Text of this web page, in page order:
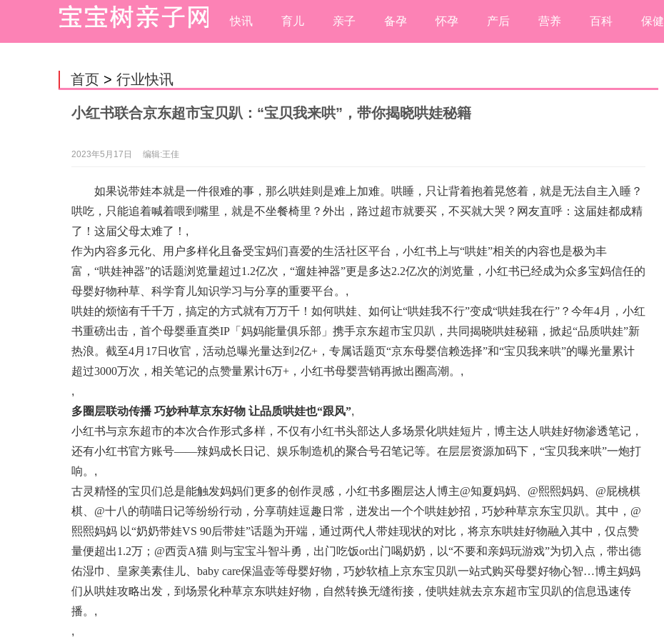
快讯 育儿 亲子 备孕 怀孕 产后 营养 百科 保健
首页 > 行业快讯
小红书联合京东超市宝贝趴：“宝贝我来哄”，带你揭晓哄娃秘籍
2023年5月17日 编辑:王佳
如果说带娃本就是一件很难的事，那么哄娃则是难上加难。哄睡，只让背着抱着晃悠着，就是无法自主入睡？
哄吃，只能追着喊着喂到嘴里，就是不坐餐椅里？外出，路过超市就要买，不买就大哭？网友直呼：这届娃都成精
了！这届父母太难了！ ,
作为内容多元化、用户多样化且备受宝妈们喜爱的生活社区平台，小红书上与“哄娃”相关的内容也是极为丰
富，“哄娃神器”的话题浏览量超过1.2亿次，“遛娃神器”更是多达2.2亿次的浏览量，小红书已经成为众多宝妈信任的
母婴好物种草、科学育儿知识学习与分享的重要平台。 ,
哄娃的烦恼有千千万，搞定的方式就有万万千！如何哄娃、如何让“哄娃我不行”变成“哄娃我在行”？今年4月，小红
书重磅出击，首个母婴垂直类IP「妈妈能量俱乐部」携手京东超市宝贝趴，共同揭晓哄娃秘籍，掀起“品质哄娃”新
热浪。截至4月17日收官，活动总曝光量达到2亿+，专属话题页“京东母婴信赖选择”和“宝贝我来哄”的曝光量累计
超过3000万次，相关笔记的点赞量累计6万+，小红书母婴营销再掀出圈高潮。 ,
,
多圈层联动传播 巧妙种草京东好物 让品质哄娃也“跟风”,
小红书与京东超市的本次合作形式多样，不仅有小红书头部达人多场景化哄娃短片，博主达人哄娃好物渗透笔记，
还有小红书官方账号——辣妈成长日记、娱乐制造机的聚合号召笔记等。在层层资源加码下，“宝贝我来哄”一炮打
响。 ,
古灵精怪的宝贝们总是能触发妈妈们更多的创作灵感，小红书多圈层达人博主@知夏妈妈、@熙熙妈妈、@屁桃棋
棋、@十八的萌喵日记等纷纷行动，分享萌娃逗趣日常，迸发出一个个哄娃妙招，巧妙种草京东宝贝趴。其中，@
熙熙妈妈 以“奶奶带娃VS 90后带娃”话题为开端，通过两代人带娃现状的对比，将京东哄娃好物融入其中，仅点赞
量便超出1.2万；@西贡A猫 则与宝宝斗智斗勇，出门吃饭or出门喝奶奶，以“不要和亲妈玩游戏”为切入点，带出德
佑湿巾、皇家美素佳儿、baby care保温壶等母婴好物，巧妙软植上京东宝贝趴一站式购买母婴好物心智…博主妈妈
们从哄娃攻略出发，到场景化种草京东哄娃好物，自然转换无缝衔接，使哄娃就去京东超市宝贝趴的信息迅速传
播。 ,
,